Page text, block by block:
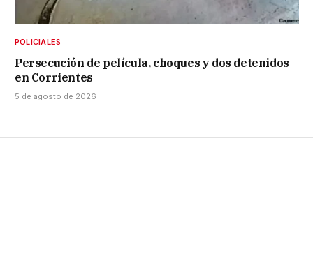
POLICIALES
Persecución de película, choques y dos detenidos
en Corrientes
5 de agosto de 2026